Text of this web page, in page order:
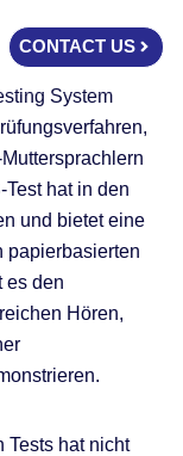
CONTACT US
System
hat in den
und bietet eine
papierbasierten
es den
Hören,
Tests hat nicht